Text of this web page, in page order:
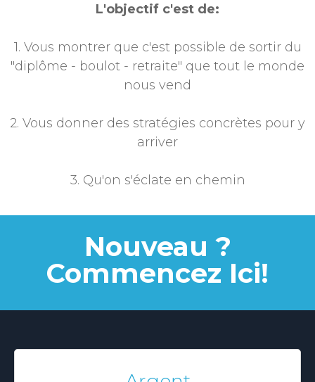
L'objectif c'est de:
1. Vous montrer que c'est possible de sortir du
"diplôme - boulot - retraite" que tout le monde
nous vend
2. Vous donner des stratégies concrètes pour y
arriver
3. Qu'on s'éclate en chemin
Nouveau ?
Commencez Ici!